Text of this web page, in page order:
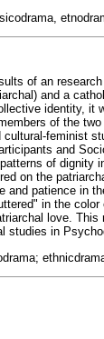
of an
and a
identity, it
of the
feminist
and
of dignity
on the
and patience in
in the
love.
studies in